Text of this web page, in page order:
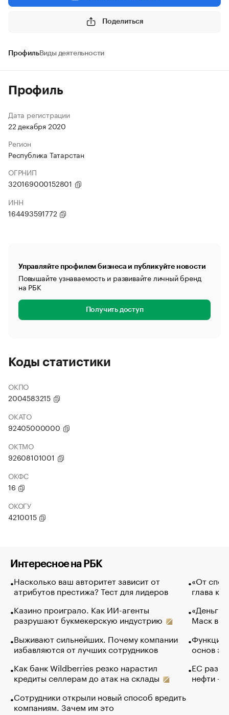
Поделиться
ПрофильВиды деятельности
Профиль
Дата регистрации
22 декабря 2020
Регион
Республика Татарстан
ОГРНИП
320169000152801
ИНН
164493591772
Управляйте профилем бизнеса и публикуйте новости
Повышайте узнаваемость и развивайте личный бренд
на РБК
Получить доступ
Коды статистики
ОКПО
2004583215
ОКАТО
92405000000
ОКТМО
92608101001
ОКФС
16
ОКОГУ
4210015
Интересное на РБК
Насколько ваш авторитет зависит от
атрибутов престижа? Тест для лидеров
Казино проиграло. Как ИИ-агенты
разрушают букмекерскую индустрию
Выживают сильнейших. Почему компании
избавляются от лучших сотрудников
Как банк Wildberries резко нарастил
кредиты селлерам до атак на склады
Сотрудники открыли новый способ вредить
компаниям. Зачем им это
«От
глава
«Деньги
Маск в
Функции
основ
ЕС
нефти —